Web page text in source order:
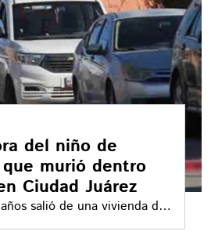
del niño de
murió dentro
Ciudad Juárez
salió de una vivienda de
29 mientras su madre y su